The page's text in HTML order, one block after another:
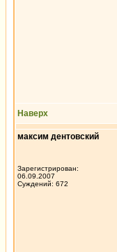
Наверх
максим дентовский
Зарегистрирован:
06.09.2007
Суждений: 672